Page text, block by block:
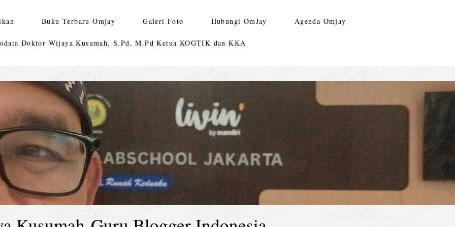
Buku Terbaru Omjay Galeri Foto Hubungi OmJay Agenda Omjay
Doktor Wijaya Kusumah, S.Pd, M.Pd Ketua KOGTIK dan KKA